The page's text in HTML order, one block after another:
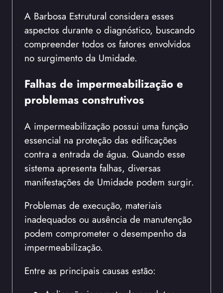
A Barbosa Estrutural considera esses
aspectos durante o diagnóstico, buscando
compreender todos os fatores envolvidos
no surgimento da Umidade.
Falhas de impermeabilização e
problemas construtivos
A impermeabilização possui uma função
essencial na proteção das edificações
contra a entrada de água. Quando esse
sistema apresenta falhas, diversas
manifestações de Umidade podem surgir.
Problemas de execução, materiais
inadequados ou ausência de manutenção
podem comprometer o desempenho da
impermeabilização.
Entre as principais causas estão: